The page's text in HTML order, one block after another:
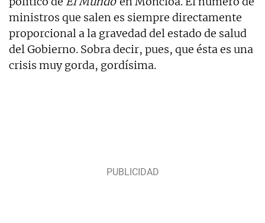
ministros que salen es siempre directamente
proporcional a la gravedad del estado de salud
del Gobierno. Sobra decir, pues, que ésta es una
crisis muy gorda, gordísima.